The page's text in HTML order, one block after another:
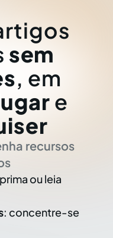
sem
, em
e
recursos
ou leia
: concentre-se